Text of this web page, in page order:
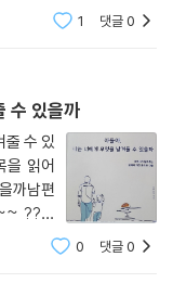
자리 잡
적이
1 댓글0
수 있을까
줄 수 있
을 읽어
까남편
??책
엇인지
물려주
0 댓글0